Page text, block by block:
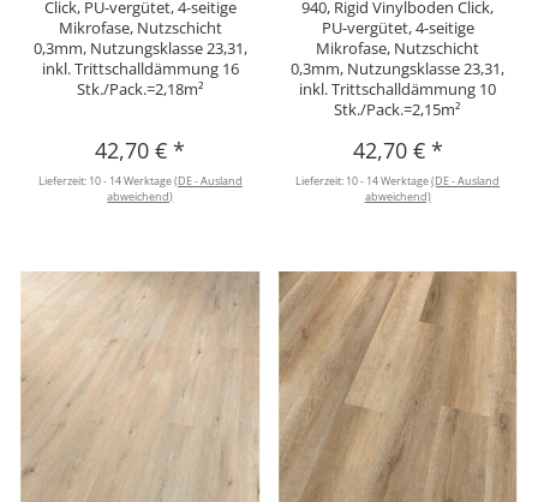
Click, PU-vergütet, 4-seitige
Mikrofase, Nutzschicht
0,3mm, Nutzungsklasse 23,31,
inkl. Trittschalldämmung 16
Stk./Pack.=2,18m²
42,70 €*
Lieferzeit: 10 - 14 Werktage(DE - Ausland
abweichend)
940, Rigid Vinylboden Click,
PU-vergütet, 4-seitige
Mikrofase, Nutzschicht
0,3mm, Nutzungsklasse 23,31,
inkl. Trittschalldämmung 10
Stk./Pack.=2,15m²
42,70 € *
Lieferzeit: 10 - 14 Werktage(DE - Ausland
abweichend)